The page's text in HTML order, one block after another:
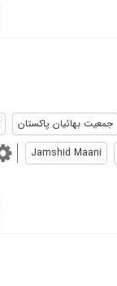
جمعیت بهائیان پاکستان
Jamshid Maani